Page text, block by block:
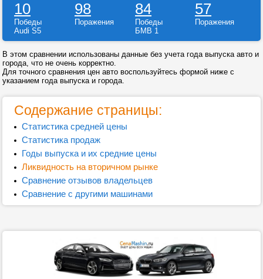
10 98 84 57
Победы Поражения Победы
Поражения
Audi S5
БМВ 1
В этом сравнении использованы данные без учета года выпуска авто и
города, что не очень корректно.
Для точного сравнения цен авто воспользуйтесь формой ниже с
указанием года выпуска и города.
Содержание страницы:
Статистика средней цены
Статистика продаж
Годы выпуска и их средние цены
Ликвидность на вторичном рынке
Сравнение отзывов владельцев
Сравнение с другими машинами